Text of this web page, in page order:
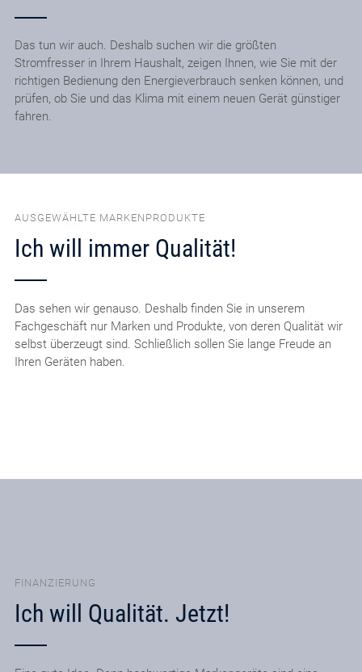
Das tun wir auch. Deshalb suchen wir die größten
Stromfresser in Ihrem Haushalt, zeigen Ihnen, wie Sie mit der
richtigen Bedienung den Energieverbrauch senken können, und
prüfen, ob Sie und das Klima mit einem neuen Gerät günstiger
fahren.
AUSGEWÄHLTE MARKENPRODUKTE
Ich will immer Qualität!
Das sehen wir genauso. Deshalb finden Sie in unserem
Fachgeschäft nur Marken und Produkte, von deren Qualität wir
selbst überzeugt sind. Schließlich sollen Sie lange Freude an
Ihren Geräten haben.
FINANZIERUNG
Ich will Qualität. Jetzt!